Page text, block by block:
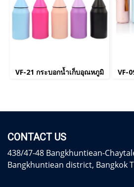
VF-21 กระบอกน้ำเก็บอุณหภูมิ VF-
CONTACT US
438/47-48 Bangkhuntiean-
Bangkhuntiean district, Bangkok